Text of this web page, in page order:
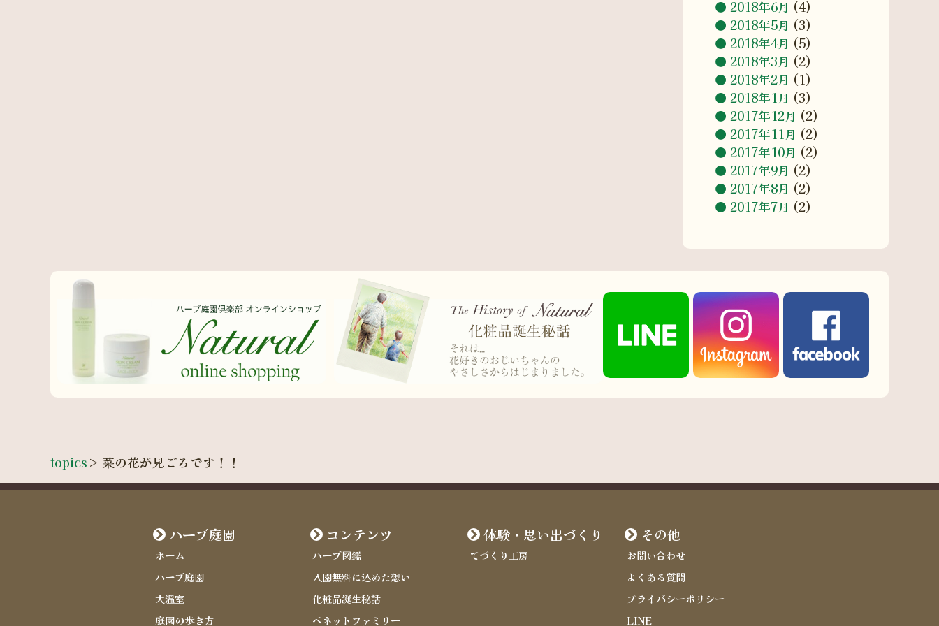
2018年6月 (4)
2018年5月 (3)
2018年4月 (5)
2018年3月 (2)
2018年2月 (1)
2018年1月 (3)
2017年12月 (2)
2017年11月 (2)
2017年10月 (2)
2017年9月 (2)
2017年8月 (2)
2017年7月 (2)
topics > 菜の花が見ごろです！！
ハーブ庭園
ホーム
ハーブ庭園
大温室
庭園の歩き方
コンテンツ
ハーブ図鑑
入園無料に込めた想い
化粧品誕生秘話
ベネットファミリー
体験・思い出づくり
てづくり工房
その他
お問い合わせ
よくある質問
プライバシーポリシー
LINE